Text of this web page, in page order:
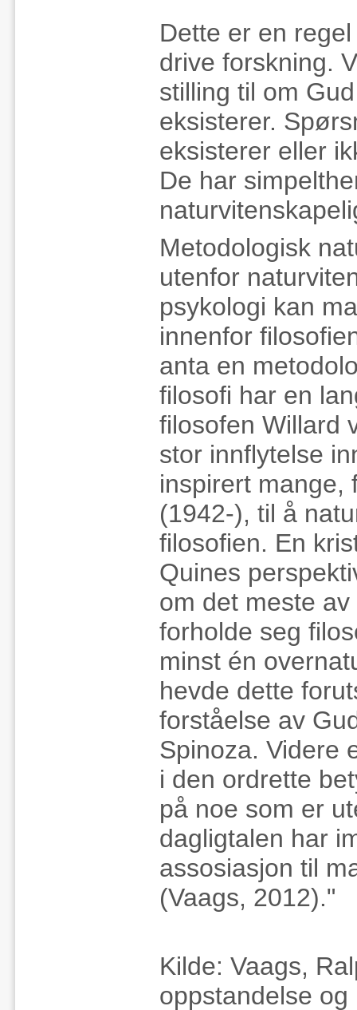
Dette er en
drive forskning.
stilling til om
eksisterer.
eksisterer eller
De har
Metodologisk
utenfor
psykologi kan
innenfor
anta en
filosofi har en
filosofen Willard
stor innflytelse
inspirert mange,
(1942-), til å
filosofien. En
Quines
om det meste
forholde seg
minst én
hevde dette
forståelse av
Spinoza. Videre
i den ordrette
på noe som er
dagligtalen har
assosiasjon til
(Vaags, 2012)."
Kilde: Vaags,
oppstandelse